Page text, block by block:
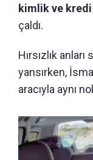
kimlik ve kredi
çaldı.
Hırsızlık
yansırken,
aracıyla aynı